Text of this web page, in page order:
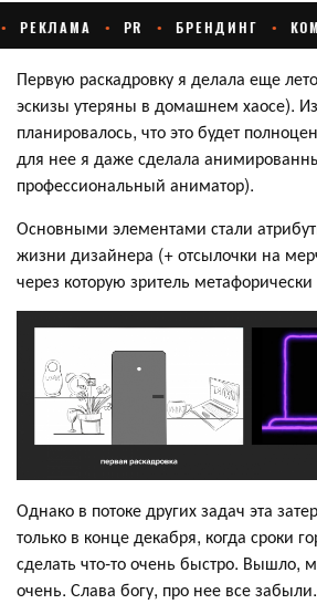
Первую раскадровку я делала еще
эскизы утеряны в домашнем хаосе).
планировалось, что это будет
для нее я даже сделала
профессиональный аниматор).
Основными элементами стали
жизни дизайнера (+ отсылочки на
через которую зритель метафорически
Однако в потоке других задач эта
только в конце декабря, когда сроки
сделать что-то очень быстро. Вышло,
очень. Слава богу, про нее все забыли.